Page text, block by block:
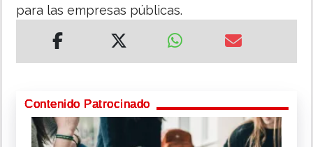
para las empresas públicas.
Contenido Patrocinado